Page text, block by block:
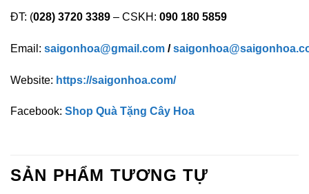
ĐT: (028) 3720 3389 – CSKH: 090 180 5859
Email: saigonhoa@gmail.com /
Website: https://saigonhoa.com/
Facebook: Shop Quà Tặng Cây Hoa
SẢN PHẨM TƯƠNG TỰ